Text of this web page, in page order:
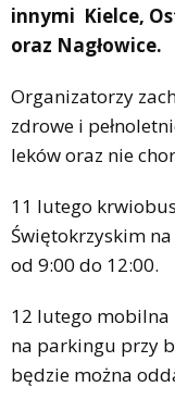
innymi Kielce,
oraz Nagłowice.
Organizatorzy
zdrowe i
leków oraz nie
11 lutego
Świętokrzyskim
od 9:00 do 12:00.
12 lutego mobilna
na parkingu przy
będzie można